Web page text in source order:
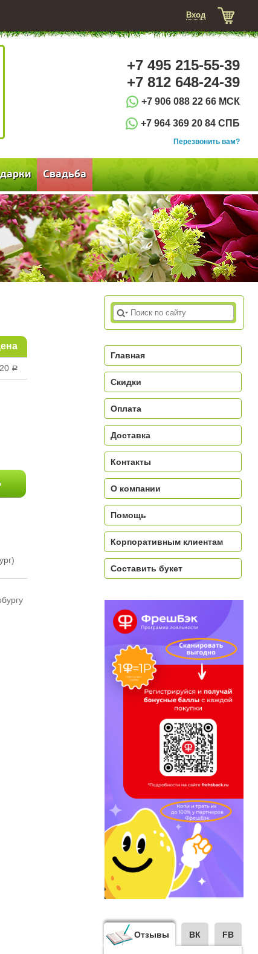
Вход
+7 495 215-55-39
+7 812 648-24-39
+7 906 088 22 66 МСК
+7 964 369 20 84 СПБ
Перезвонить вам?
Свадьба
a
Главная
Скидки
Оплата
Доставка
Контакты
О компании
Помощь
Корпоративным клиентам
Составить букет
Отзывы ВК FB